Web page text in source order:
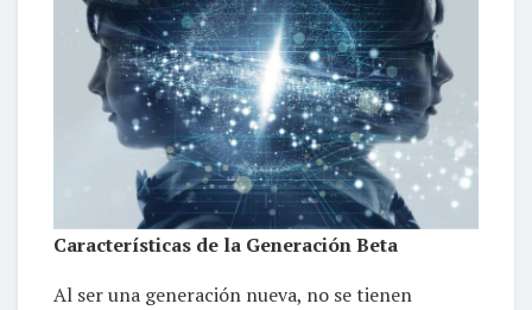
Características de la Generación Beta
Al ser una generación nueva, no se tienen